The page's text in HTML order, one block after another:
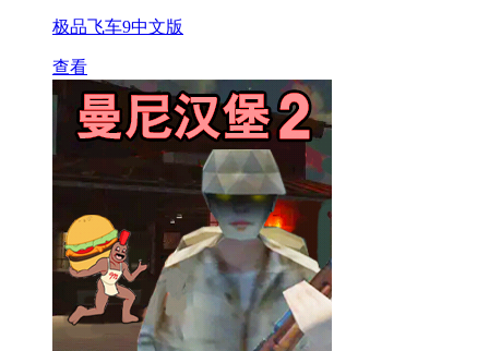
极品飞车9中文版
查看